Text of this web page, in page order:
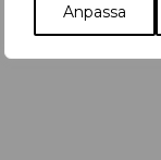
Anpassa